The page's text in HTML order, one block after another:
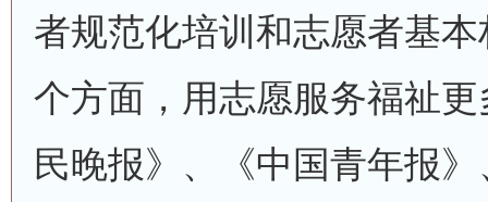
者规范化培训和志愿者基
个方面，用志愿服务福祉
民晚报》、《中国青年报